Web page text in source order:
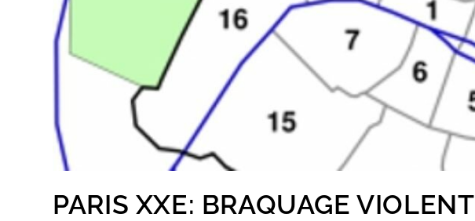
PARIS XXE: BRAQUAGE VIOLENT